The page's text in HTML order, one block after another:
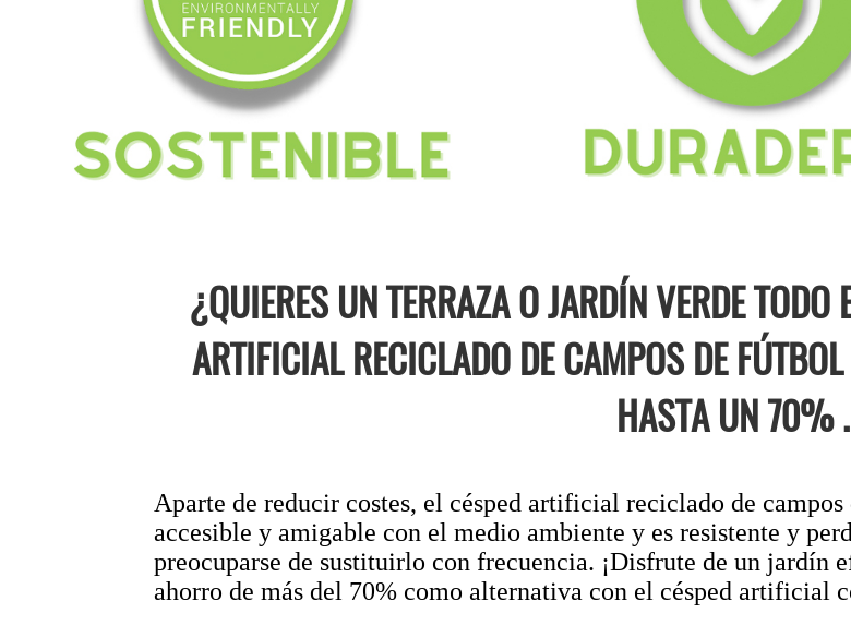
¿QUIERES UN TERRAZA O JARDÍN VERDE TODO
ARTIFICIAL RECICLADO DE CAMPOS DE
HASTA UN 70% .
Aparte de reducir costes, el césped artificial reciclado de
accesible y amigable con el medio ambiente y es resistente y
preocuparse de sustituirlo con frecuencia. ¡Disfrute de un jardín
ahorro de más del 70% como alternativa con el césped artificial